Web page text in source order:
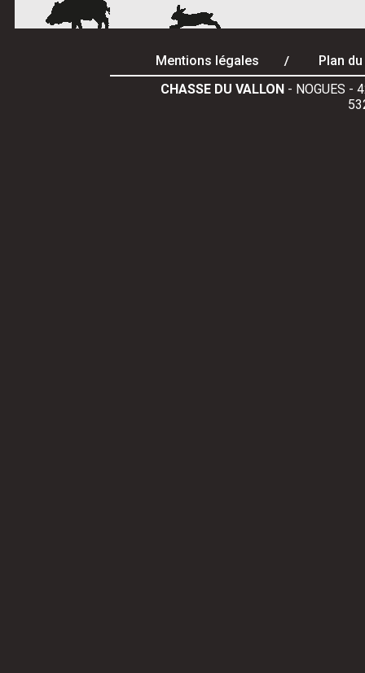
Mentions légales
Plan
CHASSE DU VALLON - NOGUES -